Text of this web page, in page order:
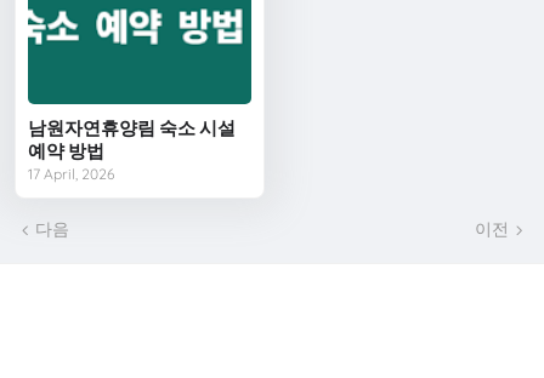
남원자연휴양림 숙소 시설
예약 방법
17 April, 2026
다음 이전